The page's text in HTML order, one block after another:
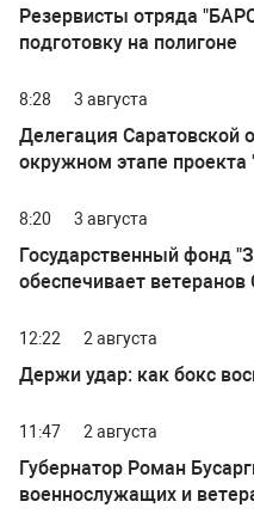
Резервисты отряда
подготовку на полигоне
8:28 3 августа
Делегация Саратовской
окружном этапе
8:20 3 августа
Государственный фонд
обеспечивает
12:22 2 августа
Держи удар: как бокс
11:47 2 августа
Губернатор Роман
военнослужащих и